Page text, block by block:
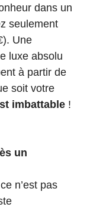
dans un
seulement
Une
luxe absolu
à partir de
soit votre
imbattable !
un
n’est pas